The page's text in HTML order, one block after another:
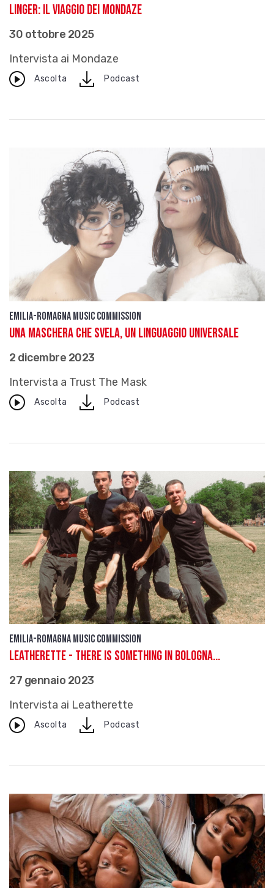
Linger: il viaggio dei Mondaze
30 ottobre 2025
Intervista ai Mondaze
Ascolta downloadPodcast
Emilia-Romagna Music Commission
Una maschera che svela, un linguaggio universale
2 dicembre 2023
Intervista a Trust The Mask
Ascolta downloadPodcast
Emilia-Romagna Music Commission
LEATHERETTE - There is something in Bologna...
27 gennaio 2023
Intervista ai Leatherette
Ascolta downloadPodcast